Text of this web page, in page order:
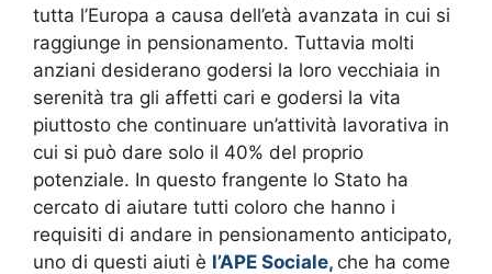
tutta l’Europa a causa dell’età avanzata in cui si
raggiunge in pensionamento. Tuttavia molti
anziani desiderano godersi la loro vecchiaia in
serenità tra gli affetti cari e godersi la vita
piuttosto che continuare un’attività lavorativa in
cui si può dare solo il 40% del proprio
potenziale. In questo frangente lo Stato ha
cercato di aiutare tutti coloro che hanno i
requisiti di andare in pensionamento anticipato,
uno di questi aiuti è l’APE Sociale, che ha come